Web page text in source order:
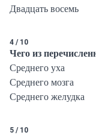
Двадцать восемь
4 / 10
Чего из
Среднего уха
Среднего мозга
Среднего желудка
5 / 10